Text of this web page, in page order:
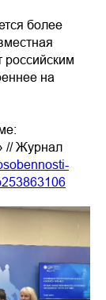
более
российским
на
// Журнал